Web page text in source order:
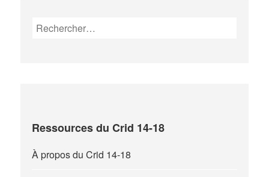
Rechercher :
Ressources du Crid 14-18
À propos du Crid 14-18